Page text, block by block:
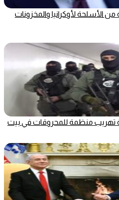
الأسلحة لأوكرانيا والمخزونات
تهريب منظمة للمحروقات في بيت